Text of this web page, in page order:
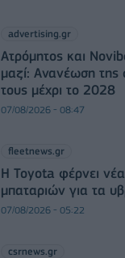
advertising.gr
Ατρόμητος και
μαζί: Ανανέωση της
τους μέχρι το 2028
07/08/2026 - 08:47
fleetnews.gr
Η Toyota φέρνει
μπαταριών για τα
07/08/2026 - 05:22
csrnews.gr